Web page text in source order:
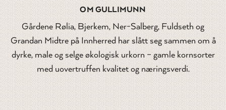
OM GULLIMUNN
Gårdene Rølia, Bjerkem, Ner-Salberg, Fuldseth og
Grandan Midtre på Innherred har slått seg sammen om å
dyrke, male og selge økologisk urkorn – gamle kornsorter
med uovertruffen kvalitet og næringsverdi.